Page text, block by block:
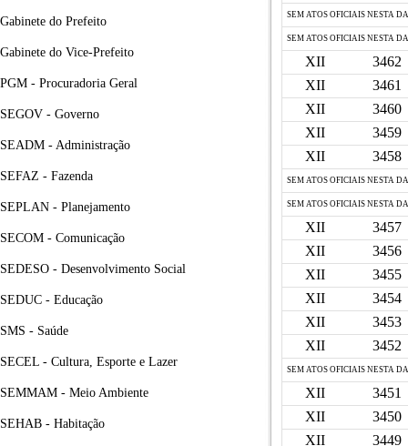
Gabinete do Prefeito
Gabinete do Vice-Prefeito
PGM - Procuradoria Geral
SEGOV - Governo
SEADM - Administração
SEFAZ - Fazenda
SEPLAN - Planejamento
SECOM - Comunicação
SEDESO - Desenvolvimento Social
SEDUC - Educação
SMS - Saúde
SECEL - Cultura, Esporte e Lazer
SEMMAM - Meio Ambiente
SEHAB - Habitação
SEM ATOS OFICIAIS NESTA
SEM ATOS OFICIAIS NESTA
XII
3462
XII
3461
XII
3460
XII
3459
XII
3458
SEM ATOS OFICIAIS NESTA
SEM ATOS OFICIAIS NESTA
XII
3457
XII
3456
XII
3455
XII
3454
XII
3453
XII
3452
SEM ATOS OFICIAIS NESTA
XII
3451
XII
3450
XII
3449